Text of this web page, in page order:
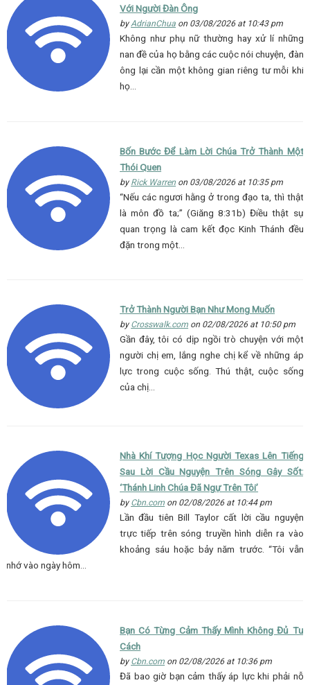
Với Người Đàn Ông
byAdrianChua on 03/08/2026 at 10:43 pm
Không như phụ nữ thường hay xử lí những
nan đề của họ bằng các cuộc nói chuyện, đàn
ông lại cần một không gian riêng tư mỗi khi
họ…
Bốn Bước Để Làm Lời Chúa Trở Thành Một
Thói Quen
by Rick Warren on 03/08/2026 at 10:35 pm
“Nếu các ngươi hằng ở trong đạo ta, thì thật
là môn đồ ta;” (Giăng 8:31b) Điều thật sự
quan trọng là cam kết đọc Kinh Thánh đều
đặn trong một…
Trở Thành Người Bạn Như Mong Muốn
by Crosswalk.com on 02/08/2026 at 10:50 pm
Gần đây, tôi có dịp ngồi trò chuyện với một
người chị em, lắng nghe chị kể về những áp
lực trong cuộc sống. Thú thật, cuộc sống
của chị…
Nhà Khí Tượng Học Người Texas Lên Tiếng
Sau Lời Cầu Nguyện Trên Sóng Gây Sốt:
‘Thánh Linh Chúa Đã Ngự Trên Tôi’
by Cbn.com on 02/08/2026 at 10:44 pm
Lần đầu tiên Bill Taylor cất lời cầu nguyện
trực tiếp trên sóng truyền hình diễn ra vào
khoảng sáu hoặc bảy năm trước. “Tôi vẫn
nhớ vào ngày hôm…
Bạn Có Từng Cảm Thấy Mình Không Đủ Tư
Cách
by Cbn.com on 02/08/2026 at 10:36 pm
Đã bao giờ bạn cảm thấy áp lực khi phải nỗ